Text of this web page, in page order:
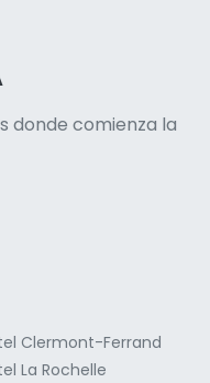
donde comienza la
Clermont-Ferrand
La Rochelle